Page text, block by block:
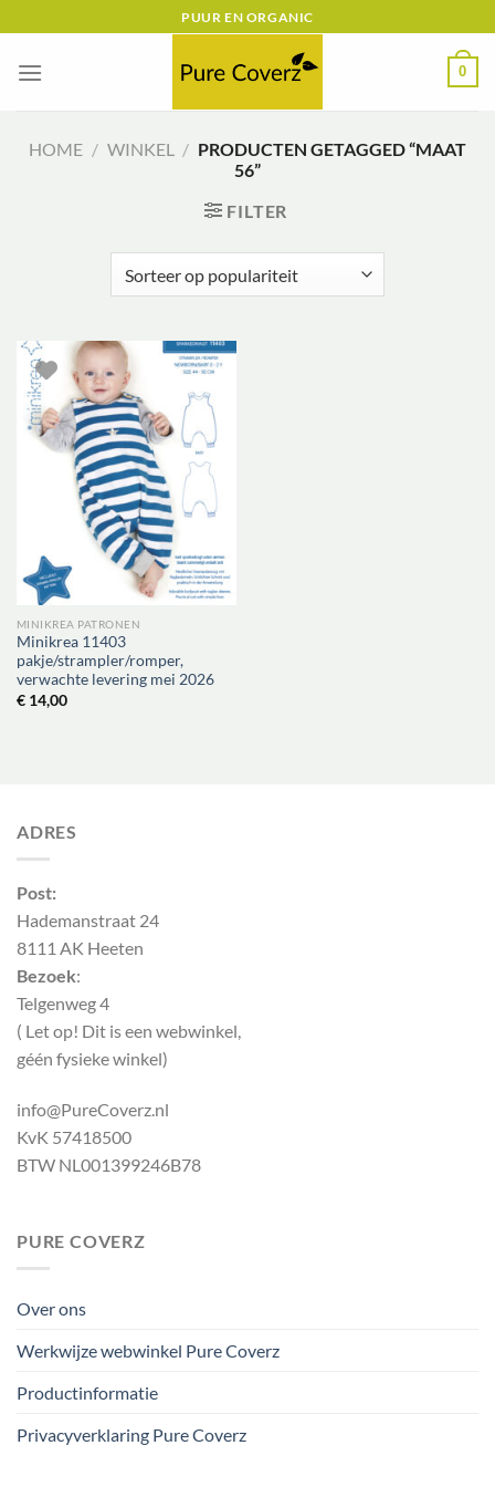
naar
inhoud
PUUR EN ORGANIC
0
HOME / WINKEL / PRODUCTEN GETAGGED “MAAT
56”
FILTER
MINIKREA PATRONEN
Minikrea 11403
pakje/strampler/romper,
verwachte levering mei 2026
€14,00
ADRES
Post:
Hademanstraat 24
8111 AK Heeten
Bezoek:
Telgenweg 4
( Let op! Dit is een webwinkel,
géén fysieke winkel)
info@PureCoverz.nl
KvK 57418500
BTW NL001399246B78
PURE COVERZ
Over ons
Werkwijze webwinkel Pure Coverz
Productinformatie
Privacyverklaring Pure Coverz